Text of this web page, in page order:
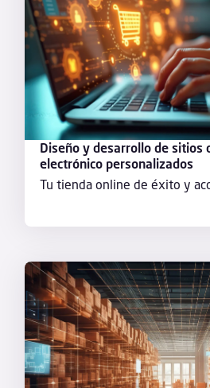
Diseño y desarrollo de sitios
electrónico personalizados
Tu tienda online de éxito y